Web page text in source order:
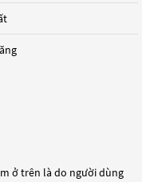
ở trên là do người dùng